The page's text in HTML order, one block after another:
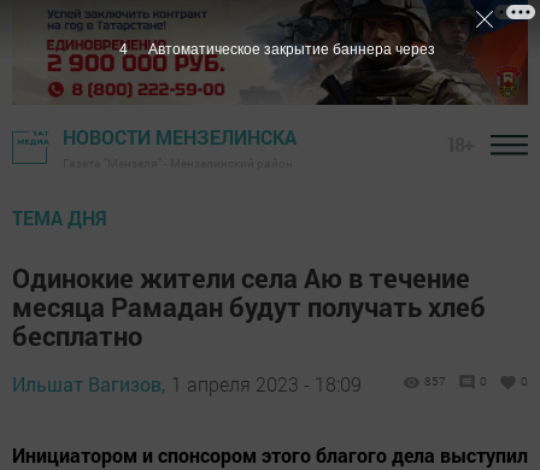
НОВОСТИ МЕНЗЕЛИНСКА
ТЕМА ДНЯ
Одинокие жители села Аю в течение
месяца Рамадан будут получать хлеб
бесплатно
Ильшат Вагизов, 1 апреля 2023 - 18:09 857 0 0
Инициатором и спонсором этого благого дела выступил
3 Автоматическое закрытие баннера через